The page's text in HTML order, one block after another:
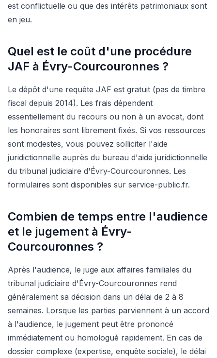
est conflictuelle ou que des intérêts patrimoniaux sont
en jeu.
Quel est le coût d'une procédure
JAF à Évry-Courcouronnes ?
Le dépôt d'une requête JAF est gratuit (pas de timbre
fiscal depuis 2014). Les frais dépendent
essentiellement du recours ou non à un avocat, dont
les honoraires sont librement fixés. Si vos ressources
sont modestes, vous pouvez solliciter l'aide
juridictionnelle auprès du bureau d'aide juridictionnelle
du tribunal judiciaire d'Évry-Courcouronnes. Les
formulaires sont disponibles sur service-public.fr.
Combien de temps entre l'audience
et le jugement à Évry-
Courcouronnes ?
Après l'audience, le juge aux affaires familiales du
tribunal judiciaire d'Évry-Courcouronnes rend
généralement sa décision dans un délai de 2 à 8
semaines. Lorsque les parties parviennent à un accord
à l'audience, le jugement peut être prononcé
immédiatement ou homologué rapidement. En cas de
dossier complexe (expertise, enquête sociale), le délai